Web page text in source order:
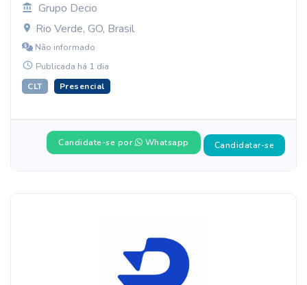
Grupo Decio
Rio Verde, GO, Brasil
Não informado
Publicada há 1 dia
CLT Presencial
Candidate-se por Whatsapp Candidatar-se